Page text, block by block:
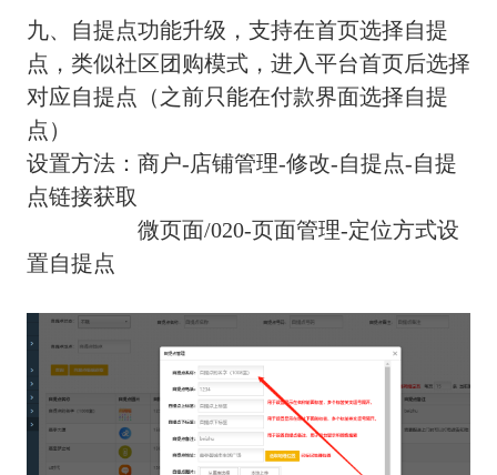
九、自提点功能升级，支持在首页选择自提
点，类似社区团购模式，进入平台首页后选择
对应自提点（之前只能在付款界面选择自提
点）
设置方法：商户-店铺管理-修改-自提点-自提
点链接获取
微页面/020-页面管理-定位方式设
置自提点